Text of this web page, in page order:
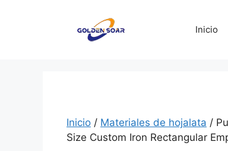
Inicio
Inicio / Materiales de hojalata /
Size Custom Iron Rectangular